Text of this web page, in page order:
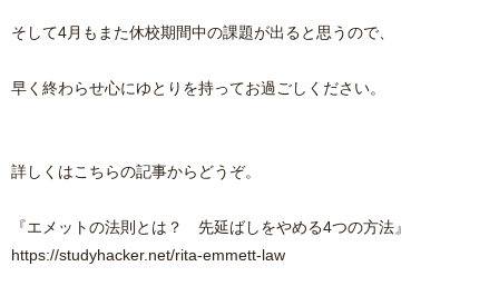
そして4月もまた休校期間中の課題が出ると思うので、
早く終わらせ心にゆとりを持ってお過ごしください。
詳しくはこちらの記事からどうぞ。
『エメットの法則とは？ 先延ばしをやめる4つの方法』
https://studyhacker.net/rita-emmett-law